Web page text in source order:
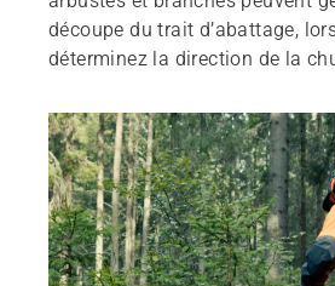
découpe du trait d’abattage,
déterminez la direction de la